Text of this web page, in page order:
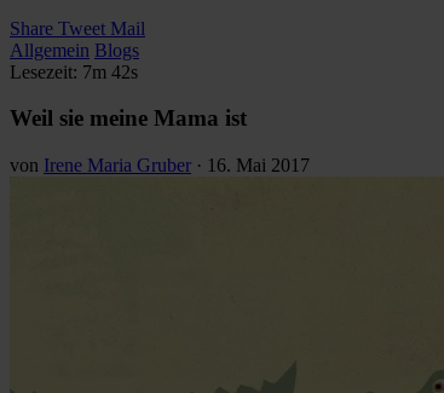
Share Tweet Mail
Allgemein Blogs
Lesezeit: 7m 42s
Weil sie meine Mama ist
von Irene Maria Gruber · 16. Mai 2017